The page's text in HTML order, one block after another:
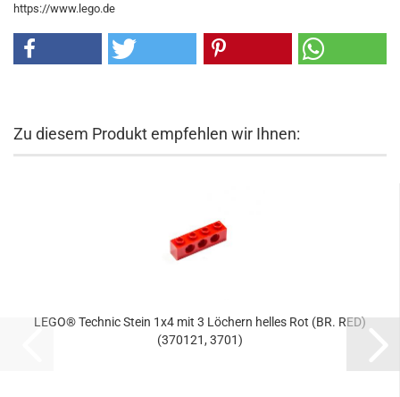
https://www.lego.de
Zu diesem Produkt empfehlen wir Ihnen:
LEGO® Technic Stein 1x4 mit 3 Löchern helles Rot (BR. RED)
(370121, 3701)